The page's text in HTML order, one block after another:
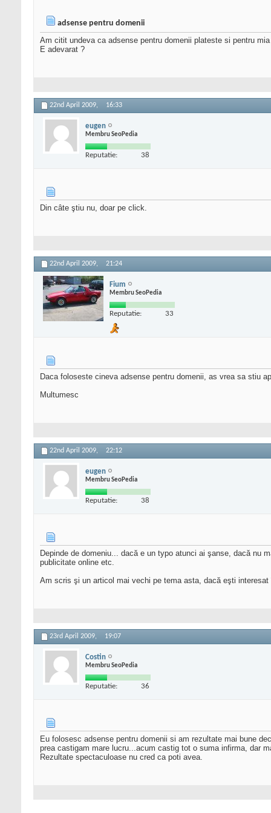
adsense pentru domenii
Am citit undeva ca adsense pentru domenii plateste si pentru
E adevarat ?
22nd April 2009, 16:33
eugen
Membru SeoPedia
Reputatie: 38
Din câte ştiu nu, doar pe click.
22nd April 2009, 21:24
Fium
Membru SeoPedia
Reputatie: 33
Daca foloseste cineva adsense pentru domenii, as vrea sa stiu
Multumesc
22nd April 2009, 22:12
eugen
Membru SeoPedia
Reputatie: 38
Depinde de domeniu... dacă e un typo atunci ai şanse, dacă nu
publicitate online etc.
Am scris şi un articol mai vechi pe tema asta, dacă eşti
23rd April 2009, 19:07
Costin
Membru SeoPedia
Reputatie: 36
Eu folosesc adsense pentru domenii si am rezultate mai bune
prea castigam mare lucru...acum castig tot o suma infirma, dar
Rezultate spectaculoase nu cred ca poti avea.